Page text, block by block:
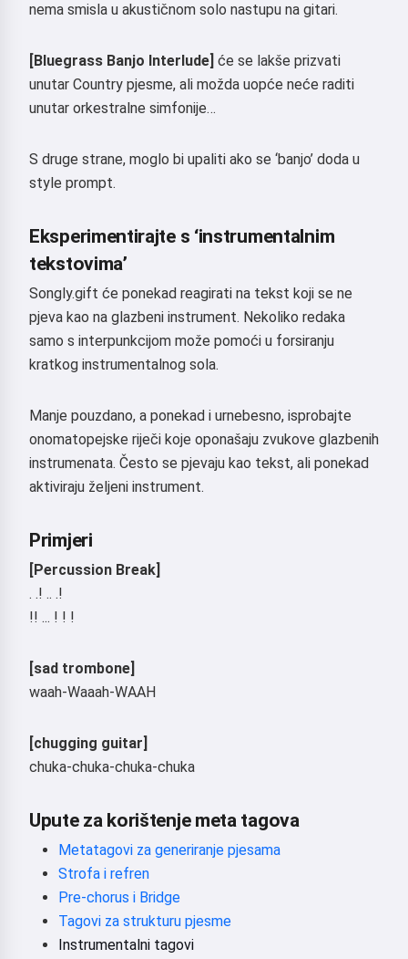
nema smisla u akustičnom solo nastupu na gitari.
[Bluegrass Banjo Interlude] će se lakše prizvati
unutar Country pjesme, ali možda uopće neće raditi
unutar orkestralne simfonije…
S druge strane, moglo bi upaliti ako se ‘banjo’ doda u
style prompt.
Eksperimentirajte s ‘instrumentalnim
tekstovima’
Songly.gift će ponekad reagirati na tekst koji se ne
pjeva kao na glazbeni instrument. Nekoliko redaka
samo s interpunkcijom može pomoći u forsiranju
kratkog instrumentalnog sola.
Manje pouzdano, a ponekad i urnebesno, isprobajte
onomatopejske riječi koje oponašaju zvukove glazbenih
instrumenata. Često se pjevaju kao tekst, ali ponekad
aktiviraju željeni instrument.
Primjeri
[Percussion Break]
. .! .. .!
!! ... ! ! !
[sad trombone]
waah-Waaah-WAAH
[chugging guitar]
chuka-chuka-chuka-chuka
Upute za korištenje meta tagova
Metatagovi za generiranje pjesama
Strofa i refren
Pre-chorus i Bridge
Tagovi za strukturu pjesme
Instrumentalni tagovi
Pravila o privatnosti,